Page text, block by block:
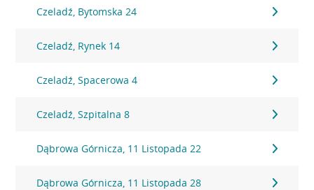
Czeladź, Bytomska 24
Czeladź, Rynek 14
Czeladź, Spacerowa 4
Czeladź, Szpitalna 8
Dąbrowa Górnicza, 11 Listopada 22
Dąbrowa Górnicza, 11 Listopada 28